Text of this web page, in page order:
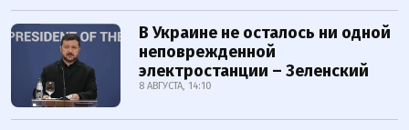
В Украине не осталось ни одной
неповрежденной
электростанции – Зеленский
8 АВГУСТА, 14:10